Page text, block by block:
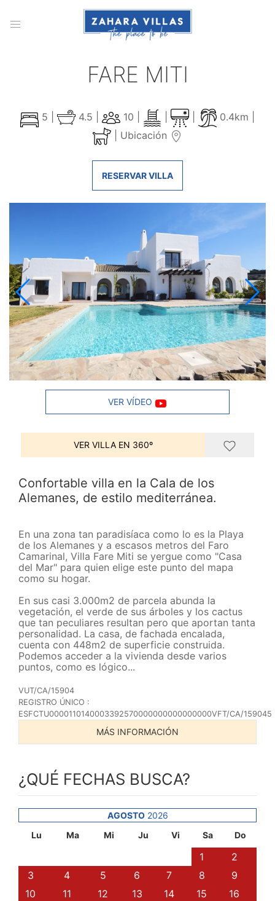
FARE MITI
5 | 4.5 | 10 |
0.4km |
Ubicación
RESERVAR VILLA
VER VÍDEO
VER VILLA EN 360º
Confortable villa en la Cala de los
Alemanes, de estilo mediterránea.
En una zona tan paradisíaca como lo es la Playa
de los Alemanes y a escasos metros del Faro
Camarinal, Villa Fare Miti se yergue como "Casa
del Mar" para quien elige este punto del mapa
como su hogar.
En sus casi 3.000m2 de parcela abunda la
vegetación, el verde de sus árboles y los cactus
que tan peculiares resultan pero que aportan tanta
personalidad. La casa, de fachada encalada,
cuenta con 448m2 de superficie construida.
Podemos acceder a la vivienda desde varios
puntos, como es lógico...
VUT/CA/15904
REGISTRO ÚNICO :
ESFCTU0000110140003392570000000000000000VFT/CA/159045
MÁS INFORMACIÓN
¿QUÉ FECHAS BUSCA?
AGOSTO2026
Lu
Ma Mi Ju Vi Sa Do
1
2
3
4 5 6 7 8
9
10
11 12 13 14 15
16